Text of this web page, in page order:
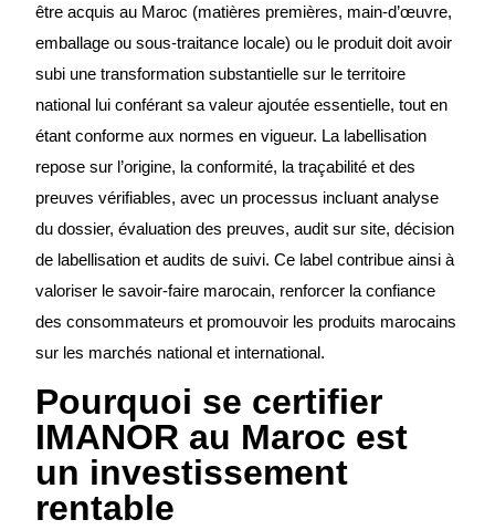
être acquis au Maroc (matières premières, main-d’œuvre,
emballage ou sous-traitance locale) ou le produit doit avoir
subi une transformation substantielle sur le territoire
national lui conférant sa valeur ajoutée essentielle, tout en
étant conforme aux normes en vigueur. La labellisation
repose sur l’origine, la conformité, la traçabilité et des
preuves vérifiables, avec un processus incluant analyse
du dossier, évaluation des preuves, audit sur site, décision
de labellisation et audits de suivi. Ce label contribue ainsi à
valoriser le savoir-faire marocain, renforcer la confiance
des consommateurs et promouvoir les produits marocains
sur les marchés national et international.
Pourquoi se certifier
IMANOR au Maroc est
un investissement
rentable